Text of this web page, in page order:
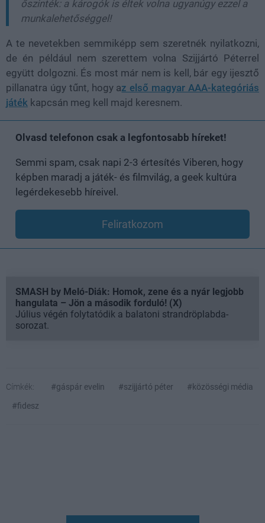
őszinték: a károgók is éltek volna ugyanúgy ezzel a
munkalehetőséggel!
A te nevetekben semmiképp sem szeretnék nyilatkozni,
de én például nem szerettem volna Szijjártó Péterrel
együtt dolgozni. És most már nem is kell, bár egy ijesztő
pillanatra úgy tűnt, hogy az első magyar AAA-kategóriás
játék kapcsán meg kell majd keresnem.
Olvasd telefonon csak a legfontosabb híreket!
Semmi spam, csak napi 2-3 értesítés Viberen, hogy
képben maradj a játék- és filmvilág, a geek kultúra
legérdekesebb híreivel.
Feliratkozom
SMASH by Meló-Diák: Homok, zene és a nyár legjobb
hangulata – Jön a második forduló! (X)
Július végén folytatódik a balatoni strandröplabda-
sorozat.
Címkék: #gáspár evelin #szijjártó péter
#közösségi média
#fidesz